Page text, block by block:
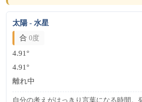
太陽 - 水星
合 0度
4.91°
4.91°
離れ中
自分の考えがはっきり言葉になる時間。